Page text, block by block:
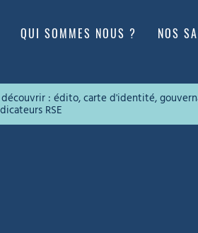
QUI SOMMES NOUS ? NOS
: édito, carte d'identité,
RSE